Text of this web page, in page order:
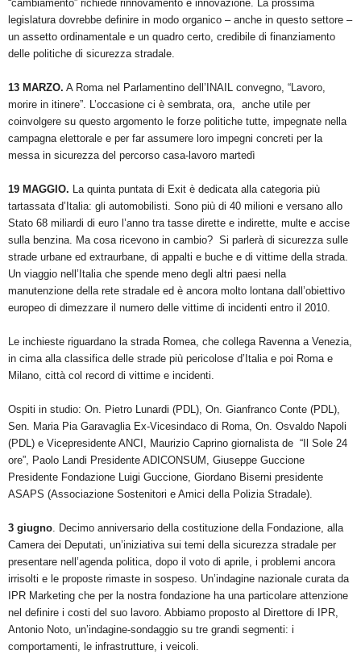
“cambiamento” richiede rinnovamento e innovazione. La prossima
legislatura dovrebbe definire in modo organico – anche in questo settore –
un assetto ordinamentale e un quadro certo, credibile di finanziamento
delle politiche di sicurezza stradale.
13 MARZO. A Roma nel Parlamentino dell’INAIL convegno, “Lavoro,
morire in itinere”. L’occasione ci è sembrata, ora, anche utile per
coinvolgere su questo argomento le forze politiche tutte, impegnate nella
campagna elettorale e per far assumere loro impegni concreti per la
messa in sicurezza del percorso casa-lavoro martedì
19 MAGGIO. La quinta puntata di Exit è dedicata alla categoria più
tartassata d’Italia: gli automobilisti. Sono più di 40 milioni e versano allo
Stato 68 miliardi di euro l’anno tra tasse dirette e indirette, multe e accise
sulla benzina. Ma cosa ricevono in cambio? Si parlerà di sicurezza sulle
strade urbane ed extraurbane, di appalti e buche e di vittime della strada.
Un viaggio nell’Italia che spende meno degli altri paesi nella
manutenzione della rete stradale ed è ancora molto lontana dall’obiettivo
europeo di dimezzare il numero delle vittime di incidenti entro il 2010.
Le inchieste riguardano la strada Romea, che collega Ravenna a Venezia,
in cima alla classifica delle strade più pericolose d’Italia e poi Roma e
Milano, città col record di vittime e incidenti.
Ospiti in studio: On. Pietro Lunardi (PDL), On. Gianfranco Conte (PDL),
Sen. Maria Pia Garavaglia Ex-Vicesindaco di Roma, On. Osvaldo Napoli
(PDL) e Vicepresidente ANCI, Maurizio Caprino giornalista de “Il Sole 24
ore”, Paolo Landi Presidente ADICONSUM, Giuseppe Guccione
Presidente Fondazione Luigi Guccione, Giordano Biserni presidente
ASAPS (Associazione Sostenitori e Amici della Polizia Stradale).
3 giugno. Decimo anniversario della costituzione della Fondazione, alla
Camera dei Deputati, un’iniziativa sui temi della sicurezza stradale per
presentare nell’agenda politica, dopo il voto di aprile, i problemi ancora
irrisolti e le proposte rimaste in sospeso. Un’indagine nazionale curata da
IPR Marketing che per la nostra fondazione ha una particolare attenzione
nel definire i costi del suo lavoro. Abbiamo proposto al Direttore di IPR,
Antonio Noto, un’indagine-sondaggio su tre grandi segmenti: i
comportamenti, le infrastrutture, i veicoli.